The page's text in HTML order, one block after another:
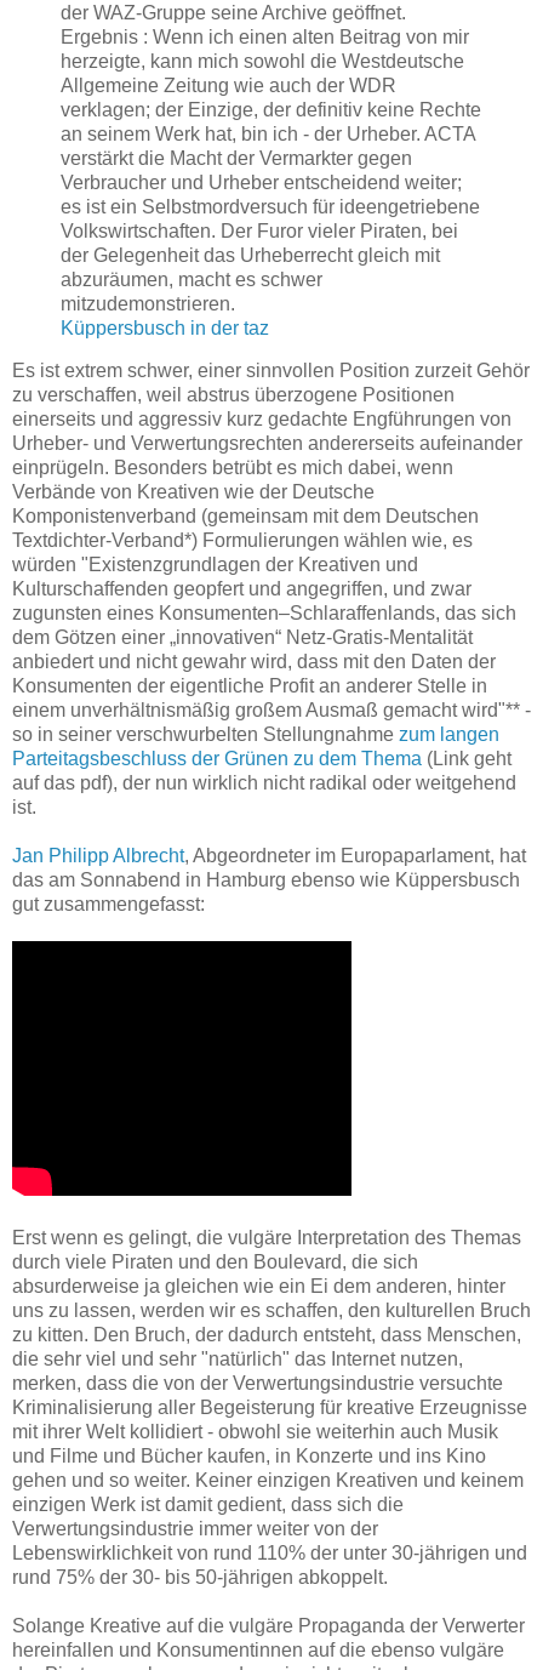
der WAZ-Gruppe seine Archive geöffnet.
Ergebnis : Wenn ich einen alten Beitrag von mir
herzeigte, kann mich sowohl die Westdeutsche
Allgemeine Zeitung wie auch der WDR
verklagen; der Einzige, der definitiv keine Rechte
an seinem Werk hat, bin ich - der Urheber. ACTA
verstärkt die Macht der Vermarkter gegen
Verbraucher und Urheber entscheidend weiter;
es ist ein Selbstmordversuch für ideengetriebene
Volkswirtschaften. Der Furor vieler Piraten, bei
der Gelegenheit das Urheberrecht gleich mit
abzuräumen, macht es schwer
mitzudemonstrieren.
Küppersbusch in der taz
Es ist extrem schwer, einer sinnvollen Position zurzeit Gehör
zu verschaffen, weil abstrus überzogene Positionen
einerseits und aggressiv kurz gedachte Engführungen von
Urheber- und Verwertungsrechten andererseits aufeinander
einprügeln. Besonders betrübt es mich dabei, wenn
Verbände von Kreativen wie der Deutsche
Komponistenverband (gemeinsam mit dem Deutschen
Textdichter-Verband*) Formulierungen wählen wie, es
würden "Existenzgrundlagen der Kreativen und
Kulturschaffenden geopfert und angegriffen, und zwar
zugunsten eines Konsumenten–Schlaraffenlands, das sich
dem Götzen einer „innovativen“ Netz-Gratis-Mentalität
anbiedert und nicht gewahr wird, dass mit den Daten der
Konsumenten der eigentliche Profit an anderer Stelle in
einem unverhältnismäßig großem Ausmaß gemacht wird"** -
so in seiner verschwurbelten Stellungnahme zum langen
Parteitagsbeschluss der Grünen zu dem Thema (Link geht
auf das pdf), der nun wirklich nicht radikal oder weitgehend
ist.
Jan Philipp Albrecht, Abgeordneter im Europaparlament, hat
das am Sonnabend in Hamburg ebenso wie Küppersbusch
gut zusammengefasst:
Erst wenn es gelingt, die vulgäre Interpretation des Themas
durch viele Piraten und den Boulevard, die sich
absurderweise ja gleichen wie ein Ei dem anderen, hinter
uns zu lassen, werden wir es schaffen, den kulturellen Bruch
zu kitten. Den Bruch, der dadurch entsteht, dass Menschen,
die sehr viel und sehr "natürlich" das Internet nutzen,
merken, dass die von der Verwertungsindustrie versuchte
Kriminalisierung aller Begeisterung für kreative Erzeugnisse
mit ihrer Welt kollidiert - obwohl sie weiterhin auch Musik
und Filme und Bücher kaufen, in Konzerte und ins Kino
gehen und so weiter. Keiner einzigen Kreativen und keinem
einzigen Werk ist damit gedient, dass sich die
Verwertungsindustrie immer weiter von der
Lebenswirklichkeit von rund 110% der unter 30-jährigen und
rund 75% der 30- bis 50-jährigen abkoppelt.
Solange Kreative auf die vulgäre Propaganda der Verwerter
hereinfallen und Konsumentinnen auf die ebenso vulgäre